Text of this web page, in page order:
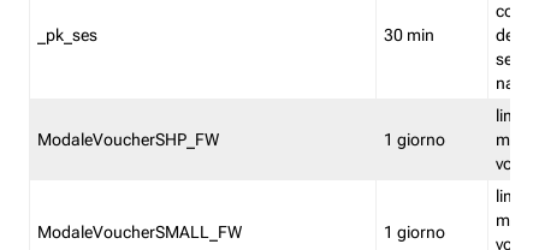
_pk_ses 30 min
ModaleVoucherSHP_FW 1 giorno
ModaleVoucherSMALL_FW 1 giorno